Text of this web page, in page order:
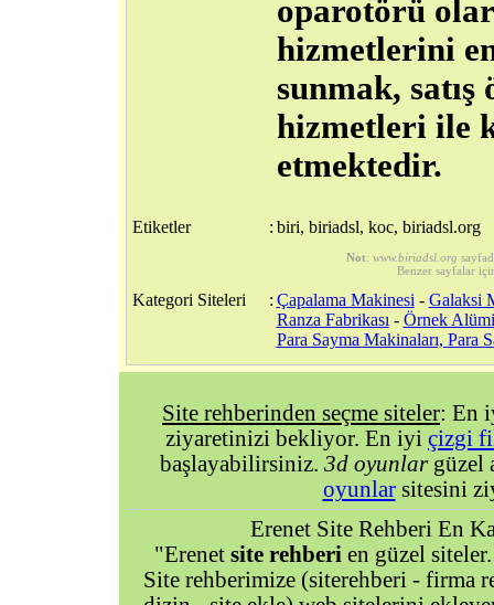
oparotörü
hizmetlerini
sunmak, satış
hizmetleri ile
etmektedir.
Etiketler : biri, biriadsl, koc, biriadsl.org
Not: www.biriadsl.org
Benzer sayfalar
Kategori Siteleri : Çapalama Makinesi - Galaksi
Ranza Fabrikası - Örnek
Para Sayma Makinaları, Para
Site rehberinden seçme siteler: En
ziyaretinizi bekliyor. En iyi çizgi
başlayabilirsiniz. 3d oyunlargüzel
oyunlarsitesini
Erenet Site Rehberi En
"Erenet site rehberi en güzel
Site rehberimize (siterehberi - firma